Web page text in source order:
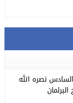
نصره الله